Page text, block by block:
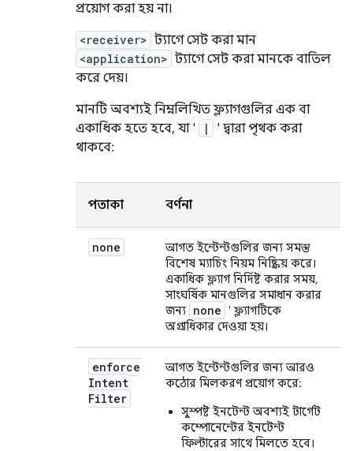
প্রয়োগ করা হয় না।
<receiver> ট্যাগে সেট করা মান
<application> ট্যাগে সেট করা মানকে বাতিল
করে দেয়।
মানটি অবশ্যই নিম্নলিখিত ফ্ল্যাগগুলির এক বা
একাধিক হতে হবে, যা '
|
' দ্বারা পৃথক করা
থাকবে:
পতাকা বর্ণনা
none
আগত ইন্টেন্টগুলির জন্য সমস্ত
বিশেষ ম্যাচিং নিয়ম নিষ্ক্রিয় করে।
একাধিক ফ্ল্যাগ নির্দিষ্ট করার সময়,
সাংঘর্ষিক মানগুলির সমাধান করার
জন্য none ' ফ্ল্যাগটিকে
অগ্রাধিকার দেওয়া হয়।
enforce
Intent
Filter
আগত ইন্টেন্টগুলির জন্য আরও
কঠোর মিলকরণ প্রয়োগ করে:
সুস্পষ্ট ইনটেন্ট অবশ্যই টার্গেট
কম্পোনেন্টের ইনটেন্ট
ফিল্টারের সাথে মিলতে হবে।